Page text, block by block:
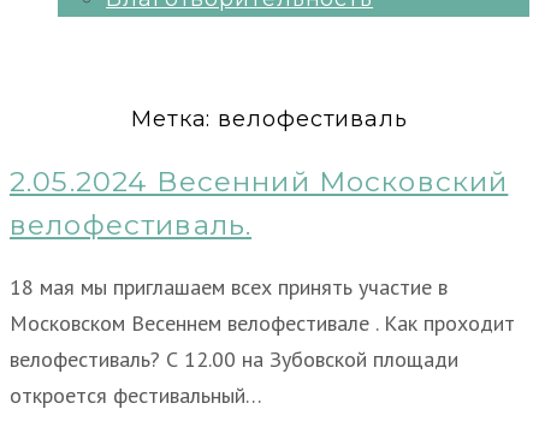
Метка: велофестиваль
2.05.2024 Весенний Московский
велофестиваль.
18 мая мы приглашаем всех принять участие в
Московском Весеннем велофестивале . Как проходит
велофестиваль? С 12.00 на Зубовской площади
откроется фестивальный…